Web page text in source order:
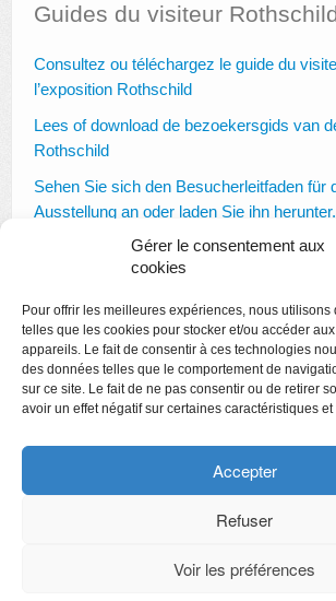
Gérer le consentement aux
cookies
Pour offrir les meilleures expériences, nous
telles que les cookies pour stocker et/ou accéder
appareils. Le fait de consentir à ces technologies
des données telles que le comportement de
sur ce site. Le fait de ne pas consentir ou de retirer
avoir un effet négatif sur certaines caractéristiques et
Accepter
Refuser
Voir les préférences
MUSÉE GRÉTRY
MUSÉE DU LUMINAIRE
AUTRES LIEUX
ANIMATIONS DES MUSÉES
PUBLICATIONS
LE PORTAIL DES COLLECTIONS
Guides du visiteur
Consultez ou téléchargez le guide du
l’exposition Rothschild
Lees of download de bezoekersgids van
Rothschild
Sehen Sie sich den Besucherleitfaden für
Ausstellung an oder laden Sie ihn herunter.
Consult or download the Rothschild
Copyright
Politique de confidentialité
Chartes des engagements des opérateurs